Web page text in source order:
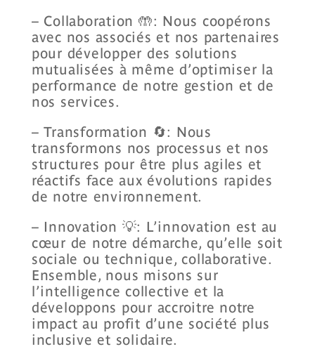
– Collaboration 🤲: Nous coopérons
avec nos associés et nos partenaires
pour développer des solutions
mutualisées à même d’optimiser la
performance de notre gestion et de
nos services.
– Transformation 🔄: Nous
transformons nos processus et nos
structures pour être plus agiles et
réactifs face aux évolutions rapides
de notre environnement.
– Innovation 💡: L’innovation est au
cœur de notre démarche, qu’elle soit
sociale ou technique, collaborative.
Ensemble, nous misons sur
l’intelligence collective et la
développons pour accroitre notre
impact au profit d’une société plus
inclusive et solidaire.